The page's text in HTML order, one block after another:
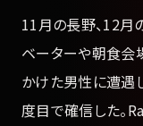
11月の長野、12
ベーターや朝食会
かけた男性に遭遇
度目で確信した。